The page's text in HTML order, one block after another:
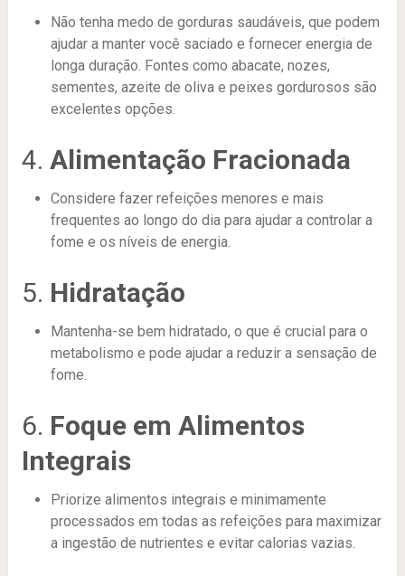
Não tenha medo de gorduras saudáveis, que podem
ajudar a manter você saciado e fornecer energia de
longa duração. Fontes como abacate, nozes,
sementes, azeite de oliva e peixes gordurosos são
excelentes opções.
4. Alimentação Fracionada
Considere fazer refeições menores e mais
frequentes ao longo do dia para ajudar a controlar a
fome e os níveis de energia.
5. Hidratação
Mantenha-se bem hidratado, o que é crucial para o
metabolismo e pode ajudar a reduzir a sensação de
fome.
6. Foque em Alimentos
Integrais
Priorize alimentos integrais e minimamente
processados em todas as refeições para maximizar
a ingestão de nutrientes e evitar calorias vazias.